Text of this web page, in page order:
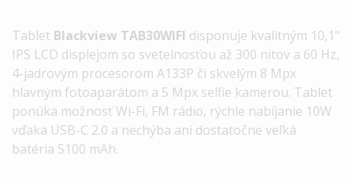
Tablet Blackview TAB30WIFI disponuje kvalitným 10,1"
IPS LCD displejom so svetelnosťou až 300 nitov a 60 Hz,
4-jadrovým procesorom A133P či skvelým 8 Mpx
hlavným fotoaparátom a 5 Mpx selfie kamerou. Tablet
ponúka možnosť Wi-Fi, FM rádio, rýchle nabíjanie 10W
vďaka USB-C 2.0 a nechýba ani dostatočne veľká
batéria 5100 mAh.